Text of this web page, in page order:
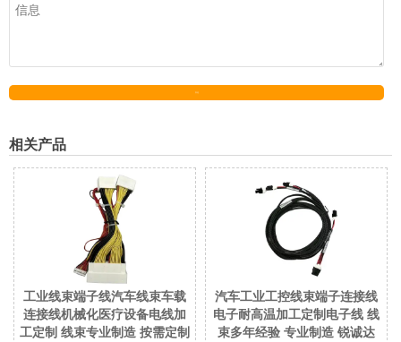
相关产品
工业线束端子线汽车线束车载
连接线机械化医疗设备电线加
工定制 线束专业制造 按需定制
汽车工业工控线束端子连接线
电子耐高温加工定制电子线 线
束多年经验 专业制造 锐诚达